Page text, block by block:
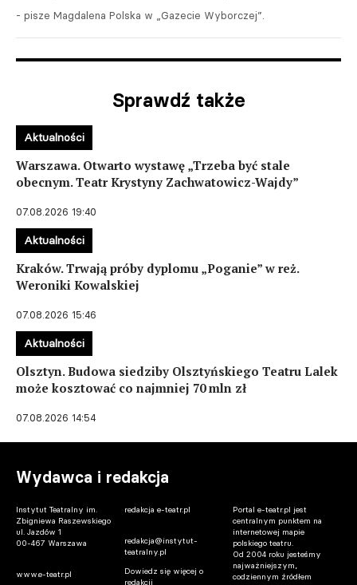
- pisze Magdalena Polska w „Gazecie Wyborczej”.
Sprawdź także
Warszawa. Otwarto wystawę „Trzeba być stale
obecnym. Teatr Krystyny Zachwatowicz-Wajdy”
07.08.2026 19:40
Aktualności
Kraków. Trwają próby dyplomu „Poganie” w reż.
Weroniki Kowalskiej
07.08.2026 15:46
Aktualności
Olsztyn. Budowa siedziby Olsztyńskiego Teatru Lalek
może kosztować co najmniej 70 mln zł
07.08.2026 14:54
Aktualności
Wydawca i redakcja
Instytut Teatralny im.
Zbigniewa Raszewskiego
ul. Jazdów 1
00-467 Warszawa
www.e-teatr.pl
redakcja e-teatr.pl
redakcja@instytut-
teatralny.pl
Dowiedz się więcej o
redakcji
Portal e-teatr.pl jest
centralnym punktem na
internetowej mapie
polskiego teatru.
Od 2004 roku jesteśmy
najważniejszym,
codziennym źródłem